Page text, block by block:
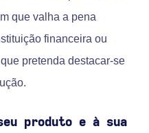
que valha a pena
financeira ou
pretenda destacar-se
produto e à sua